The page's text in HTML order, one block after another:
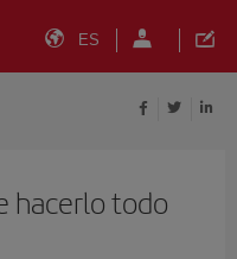
ES
hacerlo todo